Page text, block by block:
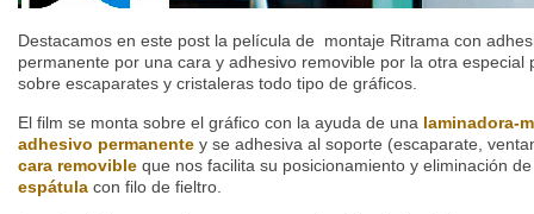
Destacamos en este post la película de montaje Ritrama con
permanente por una cara y adhesivo removible por la otra especial
sobre escaparates y cristaleras todo tipo de gráficos.
El film se monta sobre el gráfico con la ayuda de una laminadora-
adhesivo permanente y se adhesiva al soporte (escaparate,
cara removible que nos facilita su posicionamiento y eliminación
espátula con filo de fieltro.